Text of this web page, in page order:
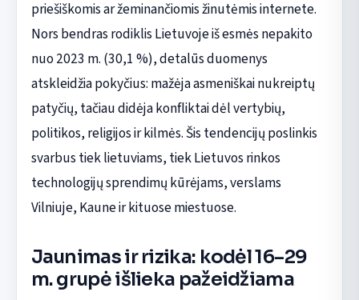
priešiškomis ar žeminančiomis žinutėmis internete.
Nors bendras rodiklis Lietuvoje iš esmės nepakito
nuo 2023 m. (30,1 %), detalūs duomenys
atskleidžia pokyčius: mažėja asmeniškai nukreiptų
patyčių, tačiau didėja konfliktai dėl vertybių,
politikos, religijos ir kilmės. Šis tendencijų poslinkis
svarbus tiek lietuviams, tiek Lietuvos rinkos
technologijų sprendimų kūrėjams, verslams
Vilniuje, Kaune ir kituose miestuose.
Jaunimas ir rizika: kodėl 16–29
m. grupė išlieka pažeidžiama